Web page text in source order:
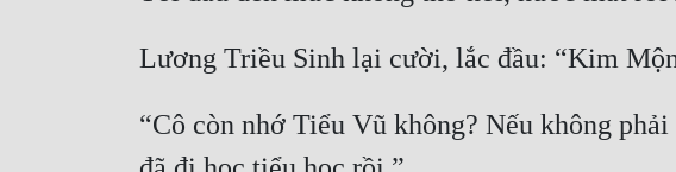
“Cô còn nhớ Tiểu Vũ không? Nếu không